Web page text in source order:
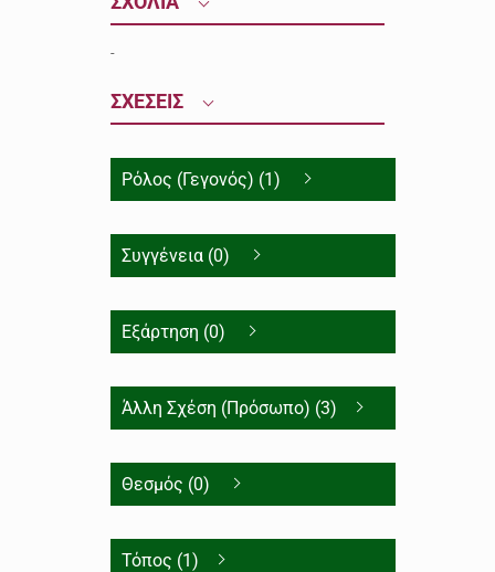
-
ΣΧΕΣΕΙΣ
Ρόλος (Γεγονός) (1)
Συγγένεια (0)
Εξάρτηση (0)
Άλλη Σχέση (Πρόσωπο) (3)
Θεσμός (0)
Τόπος (1)